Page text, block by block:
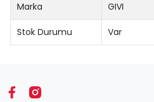
Marka GIVI
Stok Durumu Var